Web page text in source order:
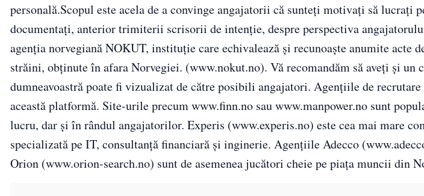
personală.Scopul este acela de a convinge angajatorii că sunteți motivați să lucrați
documentați, anterior trimiterii scrisorii de intenție, despre perspectiva
agenția norvegiană NOKUT, instituție care echivalează și recunoaște anumite acte
străini, obținute în afara Norvegiei. (www.nokut.no). Vă recomandăm să aveți și un
dumneavoastră poate fi vizualizat de către posibili angajatori. Agențiile de
această platformă. Site-urile precum www.finn.no sau www.manpower.no sunt
lucru, dar și în rândul angajatorilor. Experis (www.experis.no) este cea mai mare
specializată pe IT, consultanță financiară și inginerie. Agențiile Adecco
Orion (www.orion-search.no) sunt de asemenea jucători cheie pe piața muncii din